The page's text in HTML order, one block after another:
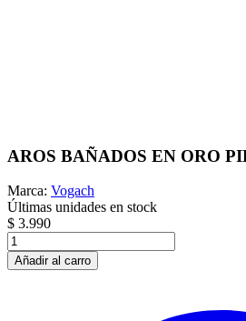
AROS BAÑADOS EN ORO
Marca: Vogach
Últimas unidades en stock
$ 3.990
Añadir al carro